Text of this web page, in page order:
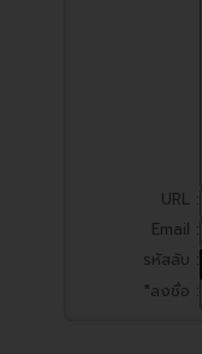
URL :
Email :
รหัสลับ :
*ลงชื่อ :